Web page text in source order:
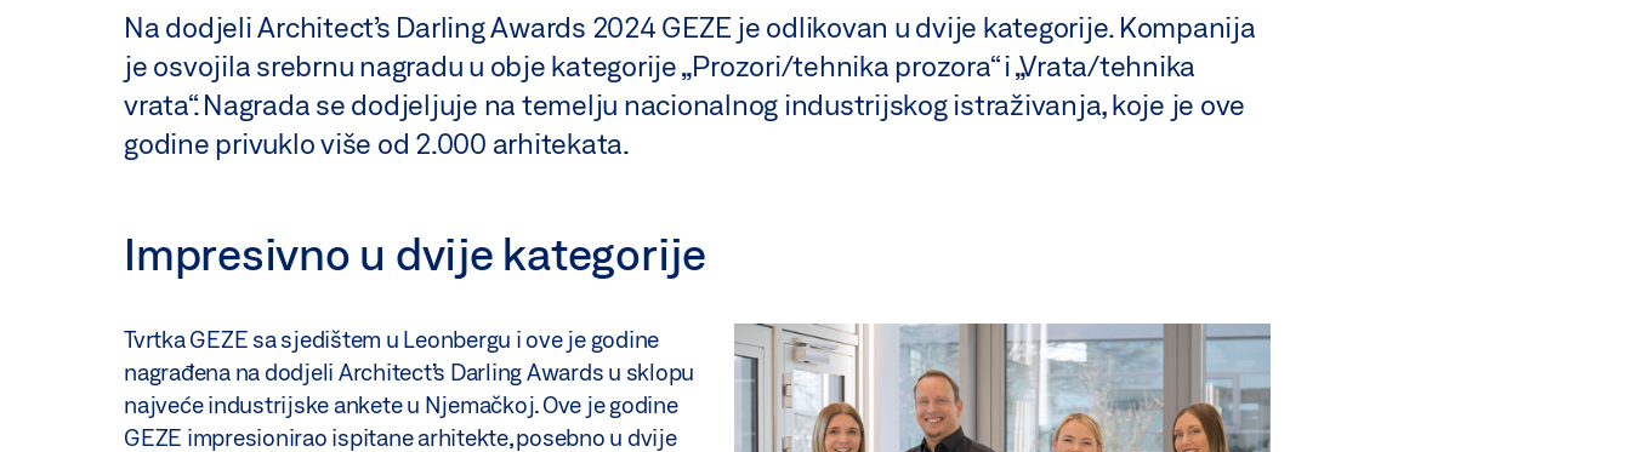
Na dodjeli Architect’s Darling Awards 2024 GEZE je odlikovan u dvije kategorije. Kompanija
je osvojila srebrnu nagradu u obje kategorije „Prozori/tehnika prozora“ i „Vrata/tehnika
vrata“. Nagrada se dodjeljuje na temelju nacionalnog industrijskog istraživanja, koje je ove
godine privuklo više od 2.000 arhitekata.
Impresivno u dvije kategorije
Tvrtka GEZE sa sjedištem u Leonbergu i ove je godine
nagrađena na dodjeli Architect’s Darling Awards u sklopu
najveće industrijske ankete u Njemačkoj. Ove je godine
GEZE impresionirao ispitane arhitekte, posebno u dvije